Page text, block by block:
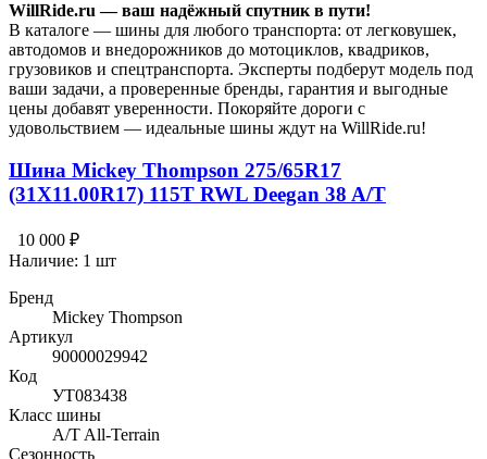
WillRide.ru — ваш надёжный спутник в пути!
В каталоге — шины для любого транспорта: от легковушек,
автодомов и внедорожников до мотоциклов, квадриков,
грузовиков и спецтранспорта. Эксперты подберут модель под
ваши задачи, а проверенные бренды, гарантия и выгодные
цены добавят уверенности. Покоряйте дороги с
удовольствием — идеальные шины ждут на WillRide.ru!
Шина Mickey Thompson 275/65R17
(31X11.00R17) 115T RWL Deegan 38 A/T
10 000 ₽
Наличие: 1 шт
Бренд
Mickey Thompson
Артикул
90000029942
Код
УТ083438
Класс шины
A/T All-Terrain
Сезонность